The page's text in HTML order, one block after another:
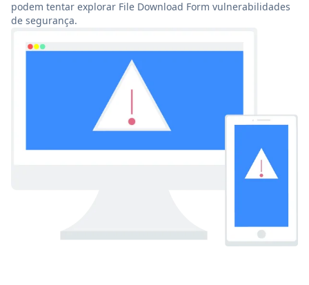
podem tentar explorar File Download Form vulnerabilidades
de segurança.